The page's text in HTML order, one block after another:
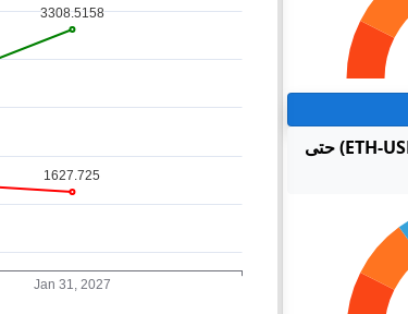
توقع الأرباح والخسائر لـ ايثريوم (ETH-USD) حتى